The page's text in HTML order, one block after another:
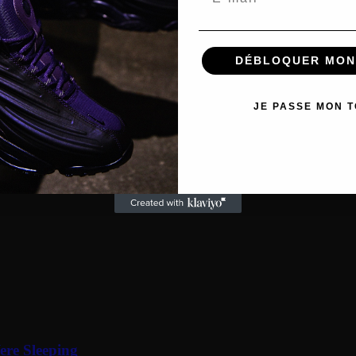
inspirée de l’univers football avec une approche plus
de touches University Red et Black pour un contraste
liées à Virgil Abloh, avec des détails graphiques et une
à l’histoire récente de Nike.
Sleeping
DÉBLOQUER
JE PASSE MON